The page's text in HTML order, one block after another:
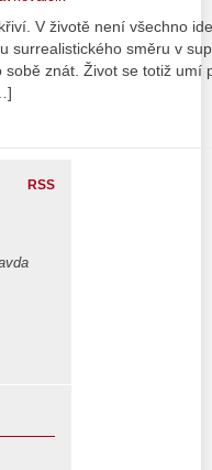
V životě není všechno
surrealistického směru v
znát. Život se totiž umí
RSS